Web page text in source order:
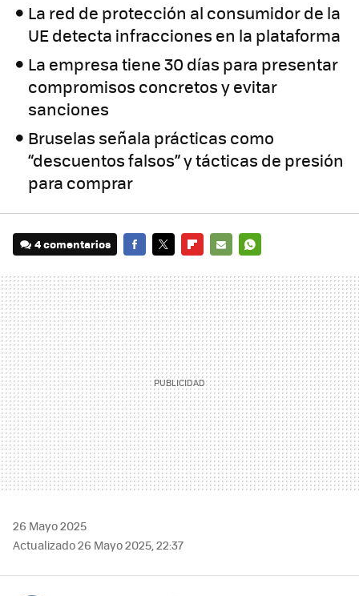
La red de protección al consumidor de la
UE detecta infracciones en la plataforma
La empresa tiene 30 días para presentar
compromisos concretos y evitar
sanciones
Bruselas señala prácticas como
“descuentos falsos” y tácticas de presión
para comprar
4 comentarios
MAIL
26 Mayo 2025
Actualizado 26 Mayo 2025, 22:37